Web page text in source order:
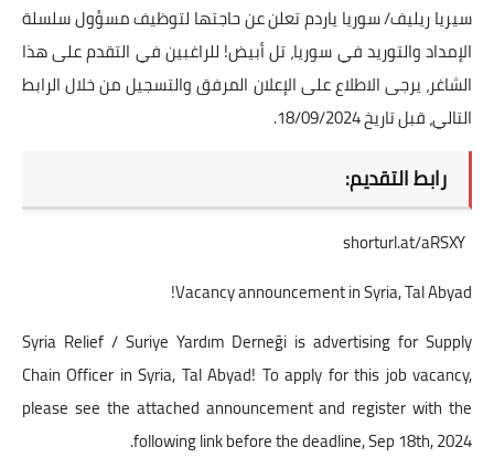
سيريا ريليف/ سوريا ياردم تعلن عن حاجتها لتوظيف مسؤول سلسلة
الإمداد والتوريد في سوريا، تل أبيض! للراغبين في التقدم على هذا
الشاغر، يرجى الاطلاع على الإعلان المرفق والتسجيل من خلال الرابط
التالي، قبل تاريخ 18/09/2024.
رابط التقديم:
shorturl.at/aRSXY
Vacancy announcement in Syria, Tal Abyad!
Syria Relief / Suriye Yardım Derneği is advertising for Supply
Chain Officer in Syria, Tal Abyad! To apply for this job vacancy,
please see the attached announcement and register with the
following link before the deadline, Sep 18th, 2024.